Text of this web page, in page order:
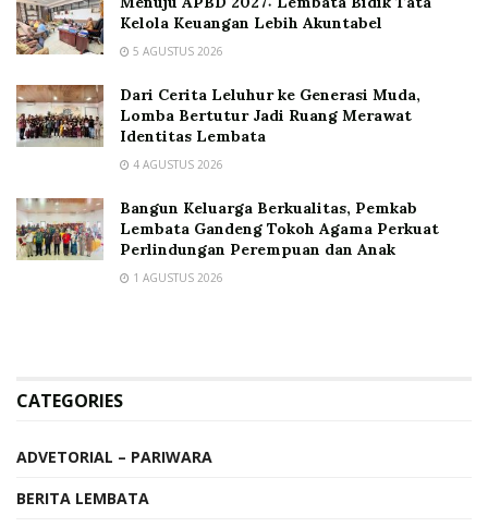
Kelola Keuangan Lebih Akuntabel
5 AGUSTUS 2026
Dari Cerita Leluhur ke Generasi Muda,
Lomba Bertutur Jadi Ruang Merawat
Identitas Lembata
4 AGUSTUS 2026
Bangun Keluarga Berkualitas, Pemkab
Lembata Gandeng Tokoh Agama Perkuat
Perlindungan Perempuan dan Anak
1 AGUSTUS 2026
CATEGORIES
ADVETORIAL – PARIWARA
BERITA LEMBATA